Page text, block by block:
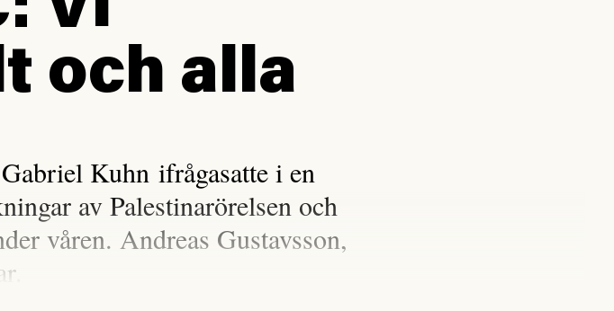
och alla
Kuhn ifrågasatte i en
av Palestinarörelsen och
våren. Andreas Gustavsson,